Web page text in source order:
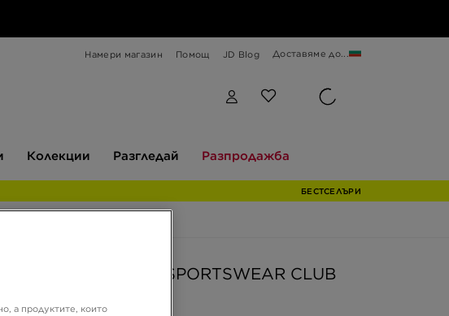
Намери магазин Помощ JD Blog Доставяме до...
Колекции Разгледай Разпродажба
БЕСТСЕЛЪРИ
NIKE ТЕНИСКА SPORTSWEAR CLUB
а продуктите, които